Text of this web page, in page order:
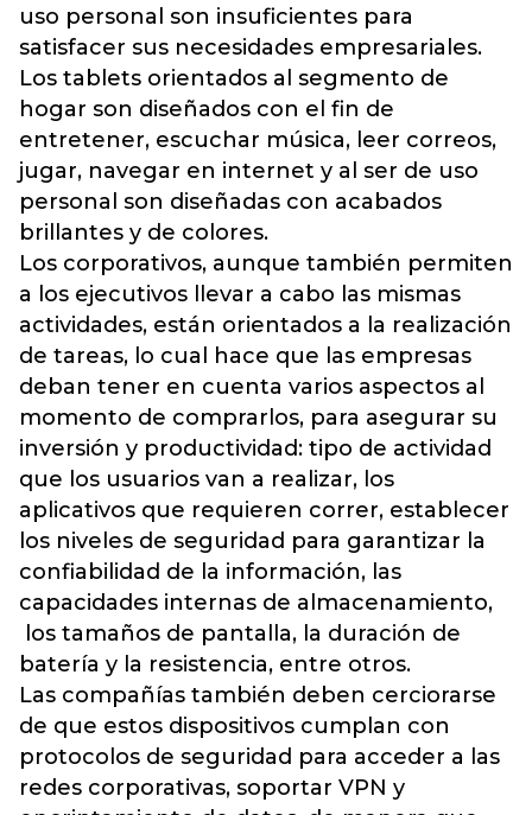
uso personal son insuficientes para
satisfacer sus necesidades empresariales.
Los tablets orientados al segmento de
hogar son diseñados con el fin de
entretener, escuchar música, leer correos,
jugar, navegar en internet y al ser de uso
personal son diseñadas con acabados
brillantes y de colores.
Los corporativos, aunque también permiten
a los ejecutivos llevar a cabo las mismas
actividades, están orientados a la realización
de tareas, lo cual hace que las empresas
deban tener en cuenta varios aspectos al
momento de comprarlos, para asegurar su
inversión y productividad: tipo de actividad
que los usuarios van a realizar, los
aplicativos que requieren correr, establecer
los niveles de seguridad para garantizar la
confiabilidad de la información, las
capacidades internas de almacenamiento,
los tamaños de pantalla, la duración de
batería y la resistencia, entre otros.
Las compañías también deben cerciorarse
de que estos dispositivos cumplan con
protocolos de seguridad para acceder a las
redes corporativas, soportar VPN y